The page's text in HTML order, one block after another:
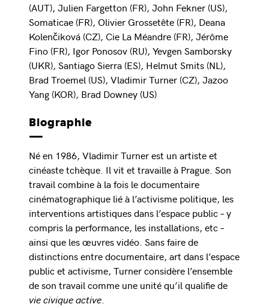
(AUT), Julien Fargetton (FR), John Fekner (US),
Somaticae (FR), Olivier Grossetête (FR), Deana
Kolenčiková (CZ), Cie La Méandre (FR), Jérôme
Fino (FR), Igor Ponosov (RU), Yevgen Samborsky
(UKR), Santiago Sierra (ES), Helmut Smits (NL),
Brad Troemel (US), Vladimir Turner (CZ), Jazoo
Yang (KOR), Brad Downey (US)
Biographie
Né en 1986, Vladimir Turner est un artiste et
cinéaste tchèque. Il vit et travaille à Prague. Son
travail combine à la fois le documentaire
cinématographique lié à l’activisme politique, les
interventions artistiques dans l’espace public – y
compris la performance, les installations, etc –
ainsi que les œuvres vidéo. Sans faire de
distinctions entre documentaire, art dans l’espace
public et activisme, Turner considère l’ensemble
de son travail comme une unité qu’il qualifie de
vie civique active